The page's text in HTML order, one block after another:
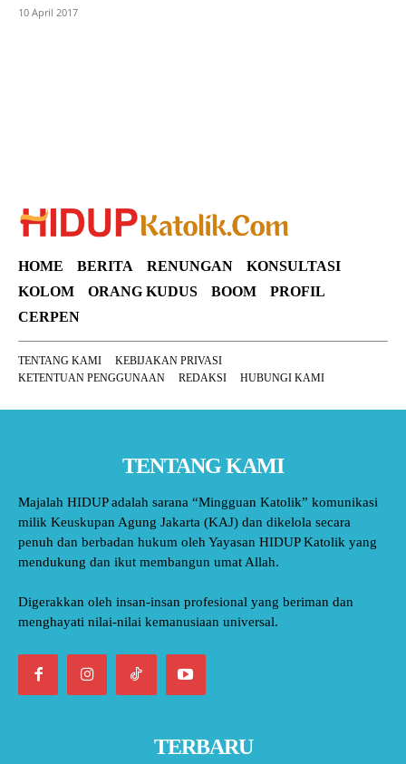
10 April 2017
HOME BERITA RENUNGAN
KONSULTASI
KOLOM
ORANG KUDUS BOOM
PROFIL
CERPEN
TENTANG KAMI
KEBIJAKAN PRIVASI
KETENTUAN PENGGUNAAN
REDAKSI HUBUNGI KAMI
TENTANG KAMI
Majalah HIDUP adalah sarana “Mingguan Katolik” komunikasi
milik Keuskupan Agung Jakarta (KAJ) dan dikelola secara
penuh dan berbadan hukum oleh Yayasan HIDUP Katolik yang
mendukung dan ikut membangun umat Allah.
Digerakkan oleh insan-insan profesional yang beriman dan
menghayati nilai-nilai kemanusiaan universal.
TERBARU